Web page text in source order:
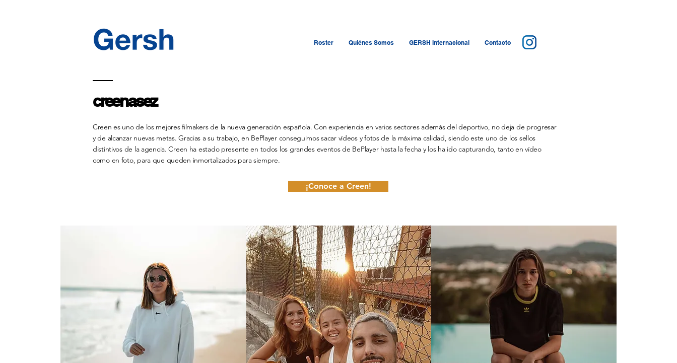
Roster Quiénes Somos GERSH Internacional Contacto
creenasez
Creen es uno de los mejores filmakers de la nueva generación española. Con experiencia en varios sectores además del deportivo, no deja de progresar
y de alcanzar nuevas metas. Gracias a su trabajo, en BePlayer conseguimos sacar vídeos y fotos de la máxima calidad, siendo este uno de los sellos
distintivos de la agencia. Creen ha estado presente en todos los grandes eventos de BePlayer hasta la fecha y los ha ido capturando, tanto en vídeo
como en foto, para que queden inmortalizados para siempre.
¡Conoce a Creen!